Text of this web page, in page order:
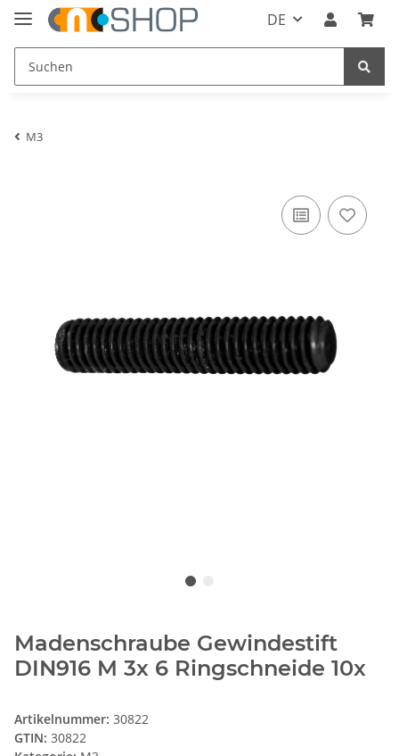
DE
M3
Madenschraube Gewindestift
DIN916 M 3x 6 Ringschneide 10x
Artikelnummer: 30822
GTIN: 30822